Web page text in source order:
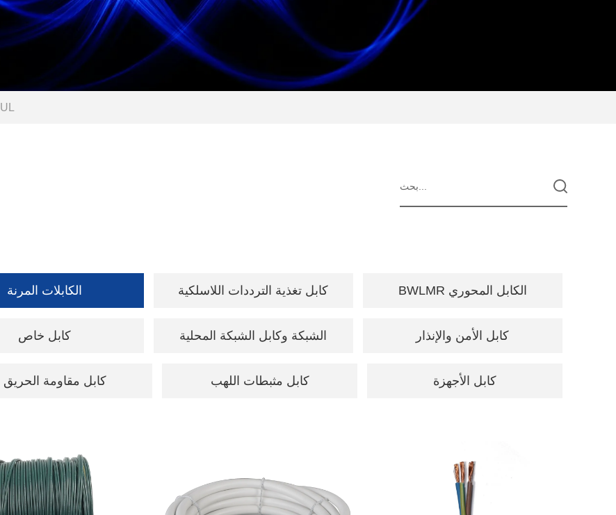
معيار UL
الكابلات المرنة كابل تغذية الترددات اللاسلكية BWLMR الكابل المحوري
كابل خاص الشبكة وكابل الشبكة المحلية كابل الأمن والإنذار
كابل مقاومة الحريق كابل مثبطات اللهب كابل الأجهزة